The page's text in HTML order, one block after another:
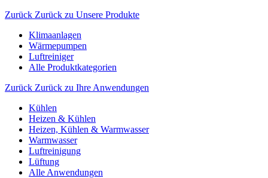
Zurück Zurück zu Unsere Produkte
Klimaanlagen
Wärmepumpen
Luftreiniger
Alle Produktkategorien
Zurück Zurück zu Ihre Anwendungen
Kühlen
Heizen & Kühlen
Heizen, Kühlen & Warmwasser
Warmwasser
Luftreinigung
Lüftung
Alle Anwendungen